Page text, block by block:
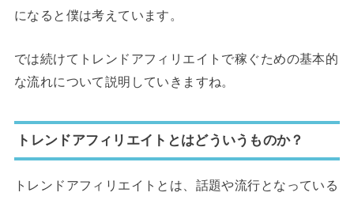
になると僕は考えています。
では続けてトレンドアフィリエイトで稼ぐための基本的
な流れについて説明していきますね。
トレンドアフィリエイトとはどういうものか？
トレンドアフィリエイトとは、話題や流行となっている